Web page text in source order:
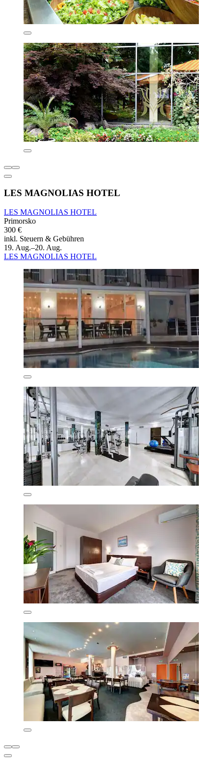
LES MAGNOLIAS HOTEL
LES MAGNOLIAS HOTEL
Primorsko
300 €
inkl. Steuern & Gebühren
19. Aug.–20. Aug.
LES MAGNOLIAS HOTEL